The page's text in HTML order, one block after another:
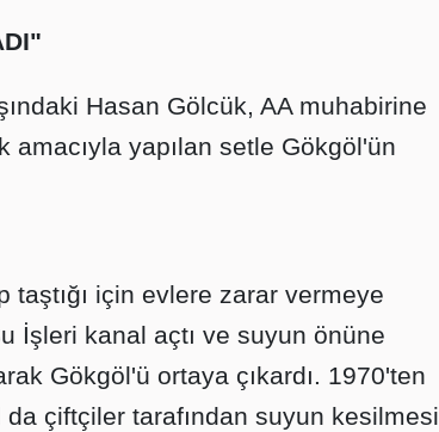
Hasan Gölcük, AA muhabirine
amacıyla yapılan setle Gökgöl'ün
için evlere zarar vermeye
İşleri kanal açtı ve suyun önüne
Gökgöl'ü ortaya çıkardı. 1970'ten
da çiftçiler tarafından suyun kesilmesi